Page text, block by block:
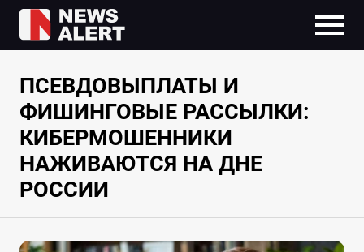
ПСЕВДОВЫПЛАТЫ И
ФИШИНГОВЫЕ РАССЫЛКИ:
КИБЕРМОШЕННИКИ
НАЖИВАЮТСЯ НА ДНЕ
РОССИИ